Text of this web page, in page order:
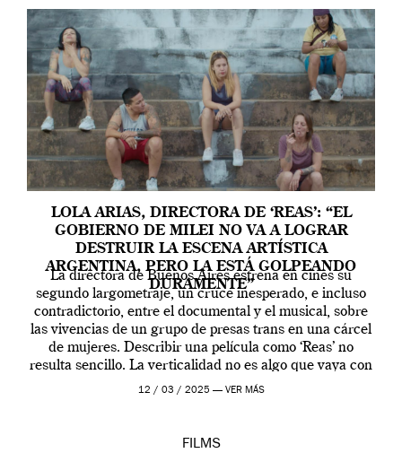
LOLA ARIAS, DIRECTORA DE ‘REAS’: “EL
GOBIERNO DE MILEI NO VA A LOGRAR
DESTRUIR LA ESCENA ARTÍSTICA
ARGENTINA, PERO LA ESTÁ GOLPEANDO
DURAMENTE”
La directora de Buenos Aires estrena en cines su
segundo largometraje, un cruce inesperado, e incluso
contradictorio, entre el documental y el musical, sobre
las vivencias de un grupo de presas trans en una cárcel
de mujeres. Describir una película como ‘Reas’ no
resulta sencillo. La verticalidad no es algo que vaya con
la artista, […]
12 / 03 / 2025 — VER MÁS
FILMS